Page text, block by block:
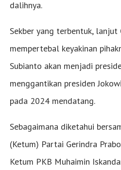
dalihnya.
Sekber yang terbentuk, lanjut
mempertebal keyakinan
Subianto akan menjadi
menggantikan presiden
pada 2024 mendatang.
Sebagaimana diketahui
(Ketum) Partai Gerindra
Ketum PKB Muhaimin